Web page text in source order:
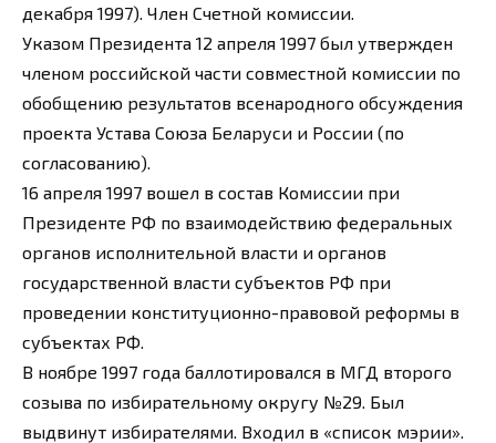
декабря 1997). Член Счетной комиссии.
Указом Президента 12 апреля 1997 был утвержден
членом российской части совместной комиссии по
обобщению результатов всенародного обсуждения
проекта Устава Союза Беларуси и России (по
согласованию).
16 апреля 1997 вошел в состав Комиссии при
Президенте РФ по взаимодействию федеральных
органов исполнительной власти и органов
государственной власти субъектов РФ при
проведении конституционно-правовой реформы в
субъектах РФ.
В ноябре 1997 года баллотировался в МГД второго
созыва по избирательному округу №29. Был
выдвинут избирателями. Входил в «список мэрии».